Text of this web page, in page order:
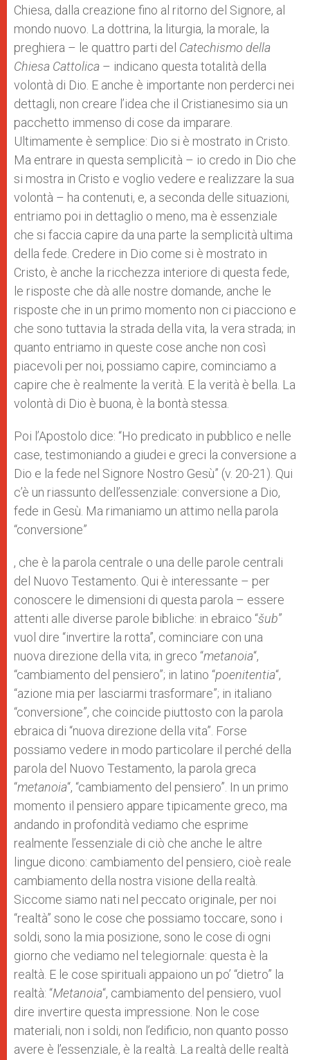
Chiesa, dalla creazione fino al ritorno del Signore, al
mondo nuovo. La dottrina, la liturgia, la morale, la
preghiera – le quattro parti del Catechismo della
Chiesa Cattolica – indicano questa totalità della
volontà di Dio. E anche è importante non perderci nei
dettagli, non creare l’idea che il Cristianesimo sia un
pacchetto immenso di cose da imparare.
Ultimamente è semplice: Dio si è mostrato in Cristo.
Ma entrare in questa semplicità – io credo in Dio che
si mostra in Cristo e voglio vedere e realizzare la sua
volontà – ha contenuti, e, a seconda delle situazioni,
entriamo poi in dettaglio o meno, ma è essenziale
che si faccia capire da una parte la semplicità ultima
della fede. Credere in Dio come si è mostrato in
Cristo, è anche la ricchezza interiore di questa fede,
le risposte che dà alle nostre domande, anche le
risposte che in un primo momento non ci piacciono e
che sono tuttavia la strada della vita, la vera strada; in
quanto entriamo in queste cose anche non così
piacevoli per noi, possiamo capire, cominciamo a
capire che è realmente la verità. E la verità è bella. La
volontà di Dio è buona, è la bontà stessa.
Poi l’Apostolo dice: “Ho predicato in pubblico e nelle
case, testimoniando a giudei e greci la conversione a
Dio e la fede nel Signore Nostro Gesù” (v. 20-21). Qui
c’è un riassunto dell’essenziale: conversione a Dio,
fede in Gesù. Ma rimaniamo un attimo nella parola
“conversione”
, che è la parola centrale o una delle parole centrali
del Nuovo Testamento. Qui è interessante – per
conoscere le dimensioni di questa parola – essere
attenti alle diverse parole bibliche: in ebraico “šub”
vuol dire “invertire la rotta”, cominciare con una
nuova direzione della vita; in greco “metanoia“,
“cambiamento del pensiero”; in latino “poenitentia“,
“azione mia per lasciarmi trasformare”; in italiano
“conversione”, che coincide piuttosto con la parola
ebraica di “nuova direzione della vita”. Forse
possiamo vedere in modo particolare il perché della
parola del Nuovo Testamento, la parola greca
“metanoia“, “cambiamento del pensiero”. In un primo
momento il pensiero appare tipicamente greco, ma
andando in profondità vediamo che esprime
realmente l’essenziale di ciò che anche le altre
lingue dicono: cambiamento del pensiero, cioè reale
cambiamento della nostra visione della realtà.
Siccome siamo nati nel peccato originale, per noi
“realtà” sono le cose che possiamo toccare, sono i
soldi, sono la mia posizione, sono le cose di ogni
giorno che vediamo nel telegiornale: questa è la
realtà. E le cose spirituali appaiono un po’ “dietro” la
realtà: “Metanoia“, cambiamento del pensiero, vuol
dire invertire questa impressione. Non le cose
materiali, non i soldi, non l’edificio, non quanto posso
avere è l’essenziale, è la realtà. La realtà delle realtà